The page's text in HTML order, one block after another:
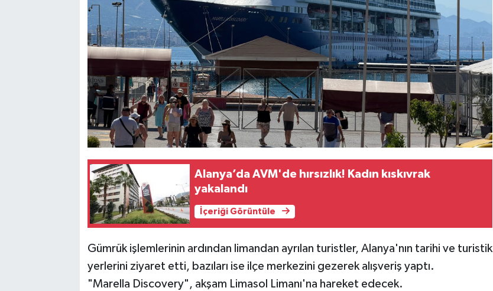
Alanya’da AVM'de hırsızlık! Kadın kıskıvrak
yakalandı
İçeriği Görüntüle
Gümrük işlemlerinin ardından limandan ayrılan turistler, Alanya'nın tarihi ve turistik
yerlerini ziyaret etti, bazıları ise ilçe merkezini gezerek alışveriş yaptı.
"Marella Discovery", akşam Limasol Limanı'na hareket edecek.